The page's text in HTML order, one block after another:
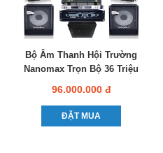
Bộ Âm Thanh Hội Trường
Nanomax Trọn Bộ 36 Triệu
96.000.000 đ
ĐẶT MUA